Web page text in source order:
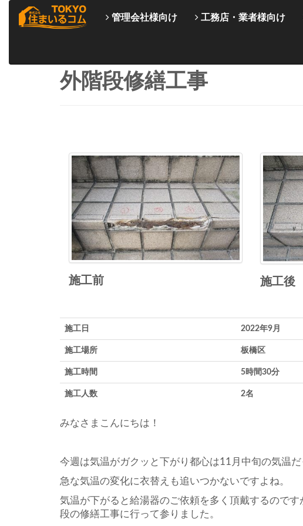
管理会社様向け 工務店・業者様向け
外階段修繕工事
施工前 施工後
施工日 2022年9月
施工場所 板橋区
施工時間 5時間30分
施工人数 2名
みなさまこんにちは！
今週は気温がガクッと下がり都心は11月中旬の気温だ
急な気温の変化に衣替えも追いつかないですよね。
気温が下がると給湯器のご依頼を多く頂戴するので
段の修繕工事に行って参りました。